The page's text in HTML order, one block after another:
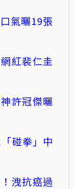
氣曬19張
紅裴仁圭
許冠傑曬
碰拳」中
洩抗癌過